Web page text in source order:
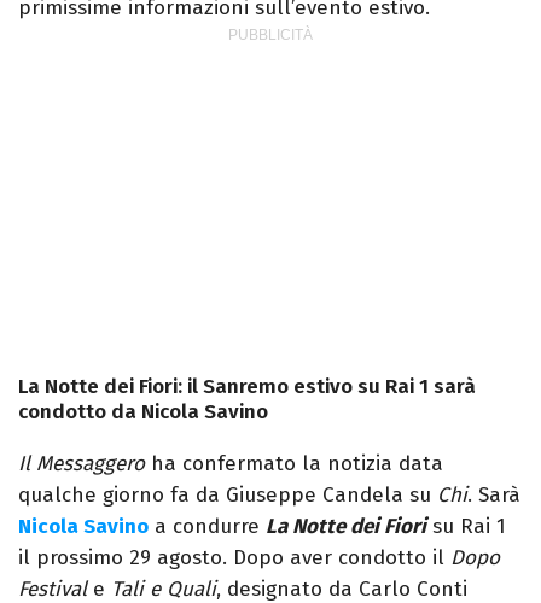
primissime informazioni sull’evento estivo.
La Notte dei Fiori: il Sanremo estivo su Rai 1 sarà
condotto da Nicola Savino
Il Messaggeroha confermato la notizia data
qualche giorno fa da Giuseppe Candela su Chi. Sarà
Nicola Savino a condurre La Notte dei Fiorisu Rai 1
il prossimo 29 agosto. Dopo aver condotto il Dopo
Festivale Tali e Quali, designato da Carlo Conti